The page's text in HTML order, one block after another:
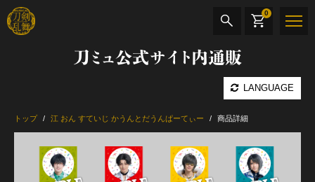
刀ミュ公式サイト内通販
LANGUAGE
0
CD・DVD BOOK その他
トップ 江 おん すていじ かうんとだうんぱーてぃー 商品詳細